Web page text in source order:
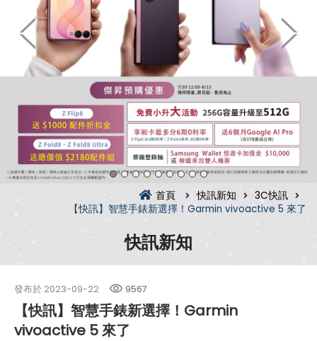
首頁 快訊新知
3C快訊
【快訊】智慧手錶新選擇！Garmin vivoactive 5 來了
快訊新知
發布於 2023-09-22 9567
【快訊】智慧手錶新選擇！Garmin
vivoactive 5 來了